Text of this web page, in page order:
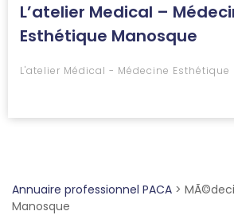
L’atelier Medical –
Esthétique Manosque
L'atelier Médical - Médecine Esthétique
Annuaire professionnel PACA >
Manosque